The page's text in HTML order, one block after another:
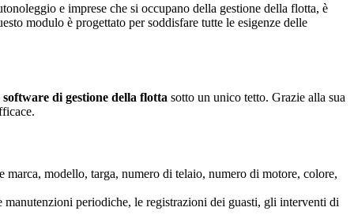
e imprese che si occupano della gestione della flotta, è
modulo è progettato per soddisfare tutte le esigenze delle
software di gestione della flotta sotto un unico tetto. Grazie alla sua
modello, targa, numero di telaio, numero di motore, colore,
periodiche, le registrazioni dei guasti, gli interventi di